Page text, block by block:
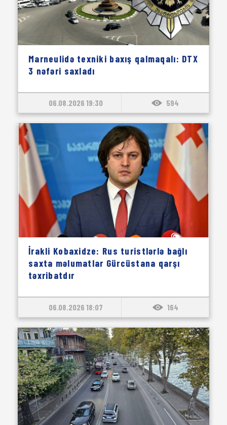
Marneulidə texniki baxış qalmaqalı: DTX
3 nəfəri saxladı
06.08.2026 19:30 594
İrakli Kobaxidze: Rus turistlərlə bağlı
saxta məlumatlar Gürcüstana qarşı
təxribatdır
06.08.2026 18:07 164